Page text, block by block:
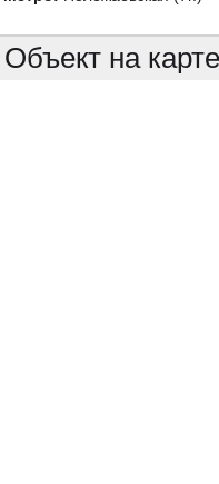
Объект на карте